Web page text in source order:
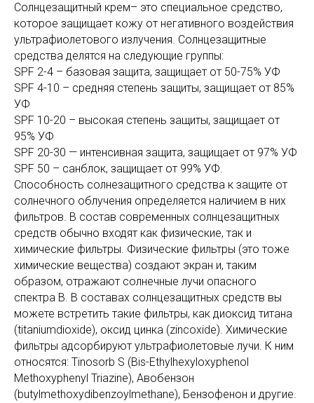
Солнцезащитный крем– это специальное средство,
которое защищает кожу от негативного воздействия
ультрафиолетового излучения. Cолнцезащитные
средства делятся на следующие группы:
SPF 2-4 – базовая защита, защищает от 50-75% УФ
SPF 4-10 – средняя степень защиты, защищает от 85%
УФ
SPF 10-20 – высокая степень защиты, защищает от
95% УФ
SPF 20-30 — интенсивная защита, защищает от 97% УФ
SPF 50 – санблок, защищает от 99% УФ.
Способность солнезащитного средства к защите от
солнечного облучения определяется наличием в них
фильтров. В состав современных солнцезащитных
средств обычно входят как физические, так и
химические фильтры. Физические фильтры (это тоже
химические вещества) создают экран и, таким
образом, отражают солнечные лучи опасного
спектра В. В составах солнцезащитных средств вы
можете встретить такие фильтры, как диоксид титана
(titaniumdioxide), оксид цинка (zincoxide). Химические
фильтры адсорбируют ультрафиолетовые лучи. К ним
относятся: Tinosorb S (Bis-Ethylhexyloxyphenol
Methoxyphenyl Triazine), Авобензон
(butylmethoxydibenzoylmethane), Бензофенон и другие.